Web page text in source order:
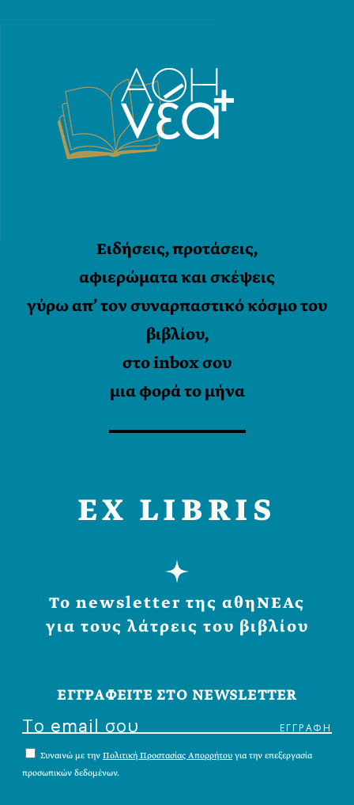
Ειδήσεις, προτάσεις,
αφιερώματα και σκέψεις
γύρω απ’ τον συναρπαστικό κόσμο του
βιβλίου,
στο inbox σου
μια φορά το μήνα
EX LIBRIS
Το newsletter της αθηΝΕΑς
για τους λάτρεις του βιβλίου
ΕΓΓPΑΦΕΙΤΕ ΣΤΟ NEWSLETTER
Συναινώ με την Πολιτική Προστασίας Απορρήτου για την επεξεργασία
προσωπικών δεδομένων.